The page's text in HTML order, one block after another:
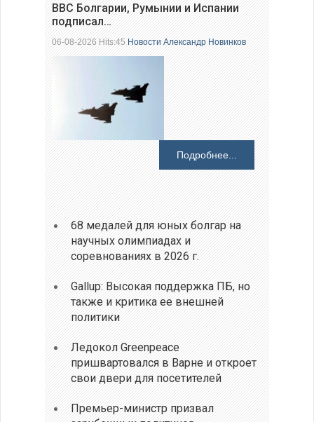
ВВС Болгарии, Румынии и Испании
подписал…
06-08-2026 Hits:45Новости Александр Новинков
Подробнее...
68 медалей для юных болгар на
научных олимпиадах и
соревнованиях в 2026 г.
Gallup: Высокая поддержка ПБ, но
также и критика ее внешней
политики
Ледокол Greenpeace
пришвартовался в Варне и откроет
свои двери для посетителей
Премьер-министр призвал